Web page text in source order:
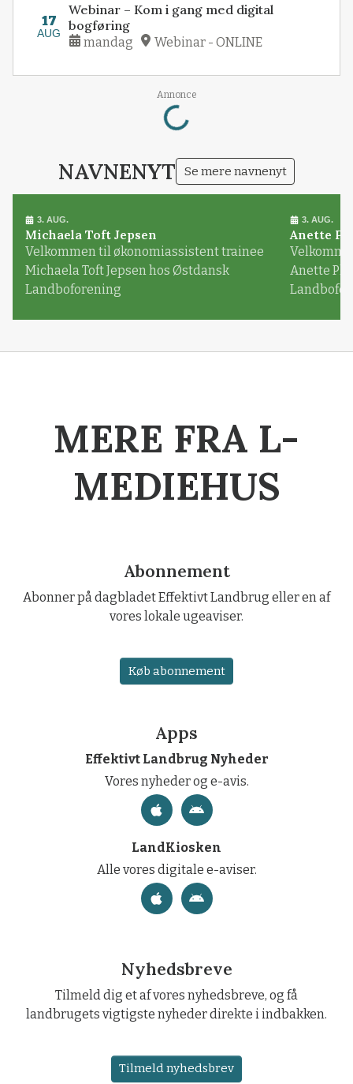
17
AUG
Webinar – Kom i gang med digital
bogføring
mandag Webinar - ONLINE
Annonce
Loading...
NAVNENYT Se mere navnenyt
3. AUG.
Michaela Toft Jepsen
Velkommen til økonomiassistent trainee
Michaela Toft Jepsen hos Østdansk
Landboforening
3. AUG.
Anette
Anette
MERE FRA L-
MEDIEHUS
Abonnement
Abonner på dagbladet Effektivt Landbrug eller en af
vores lokale ugeaviser.
Køb abonnement
Apps
Effektivt Landbrug Nyheder
Vores nyheder og e-avis.
LandKiosken
Alle vores digitale e-aviser.
Nyhedsbreve
Tilmeld dig et af vores nyhedsbreve, og få
landbrugets vigtigste nyheder direkte i indbakken.
Tilmeld nyhedsbrev